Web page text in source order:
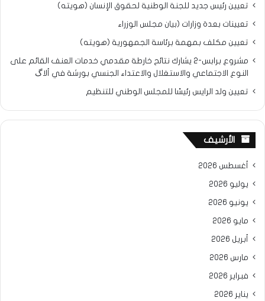
تعيين رئيس جديد للجنة الوطنية لحقوق الإنسان (هويته)
تعيينات بعدة وزارات (بيان مجلس الوزراء
تعيين مكلف بمهمة برئاسة الجمهورية (هويته)
مشروع برابس-2 يشارك نتائح خارطة مقدمي خدمات العنف القائم على
النوع الاجتماعي والاستغلال والاعتداء الجنسي بورشة في ألاگ
تعيين ولد الرايس رئيسًا للمجلس الوطني للتنظيم
الأرشيف
أغسطس 2026
يوليو 2026
يونيو 2026
مايو 2026
أبريل 2026
مارس 2026
فبراير 2026
يناير 2026